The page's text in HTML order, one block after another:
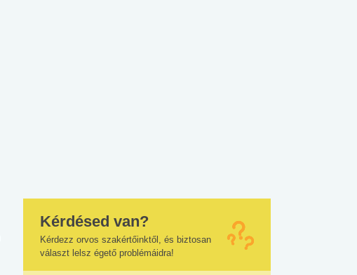
Kérdésed van?
Kérdezz orvos szakértőinktől, és biztosan
választ lelsz égető problémáidra!